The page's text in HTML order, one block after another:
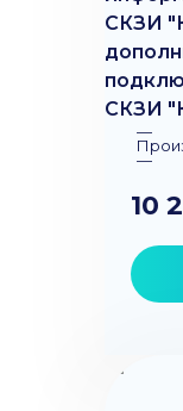
СКЗИ
СКЗИ
—
—
10